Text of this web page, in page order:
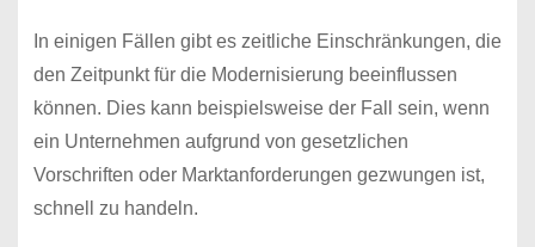
In einigen Fällen gibt es zeitliche Einschränkungen, die
den Zeitpunkt für die Modernisierung beeinflussen
können. Dies kann beispielsweise der Fall sein, wenn
ein Unternehmen aufgrund von gesetzlichen
Vorschriften oder Marktanforderungen gezwungen ist,
schnell zu handeln.